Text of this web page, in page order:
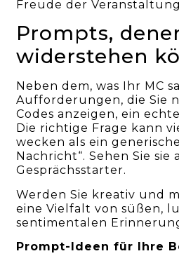
Freude der
Prompts,
widerstehen
Neben dem, was Ihr MC
Aufforderungen, die Sie
Codes anzeigen, ein
Die richtige Frage kann
wecken als ein
Nachricht“. Sehen Sie sie
Gesprächsstarter.
Werden Sie kreativ und
eine Vielfalt von süßen,
sentimentalen
Prompt-Ideen für Ihre